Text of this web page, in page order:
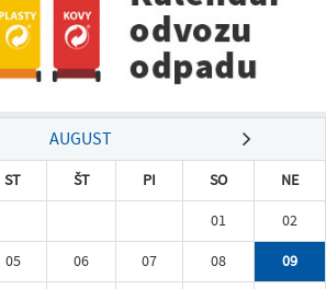
AUGUST
ST ŠT PI SO
NE
01
02
05 06 07 08
09